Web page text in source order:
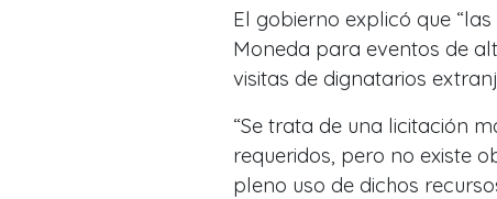
El gobierno explicó que
Moneda para eventos de
visitas de dignatarios
“Se trata de una licitación
requeridos, pero no existe
pleno uso de dichos